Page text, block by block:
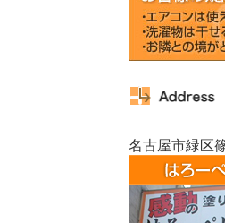
名古屋市緑区